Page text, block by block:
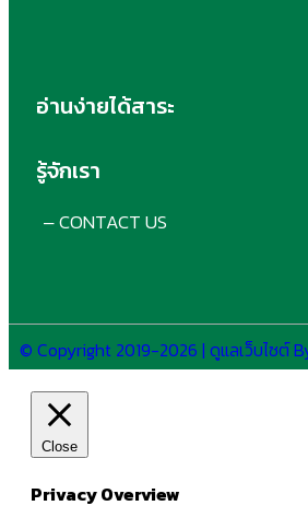
อ่านง่ายได้สาระ
รู้จักเรา
– CONTACT US
© Copyright 2019-2026 | ดูแลเว็บไซต์
Close
Privacy Overview